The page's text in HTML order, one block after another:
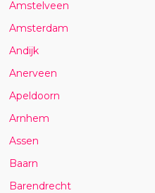
Amstelveen
Amsterdam
Andijk
Anerveen
Apeldoorn
Arnhem
Assen
Baarn
Barendrecht